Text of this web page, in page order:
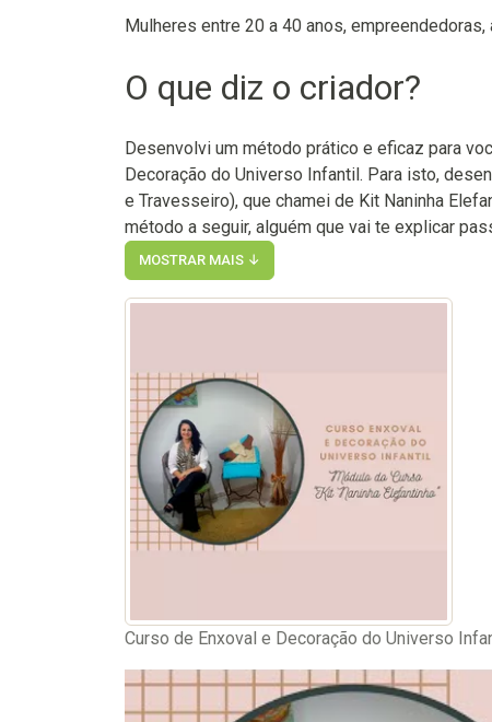
Mulheres entre 20 a 40 anos,
O que diz o criador?
Desenvolvi um método prático e eficaz para
Decoração do Universo Infantil. Para isto,
e Travesseiro), que chamei de Kit Naninha
método a seguir, alguém que vai te explicar
MOSTRAR MAIS ↓
Curso de Enxoval e Decoração do Universo